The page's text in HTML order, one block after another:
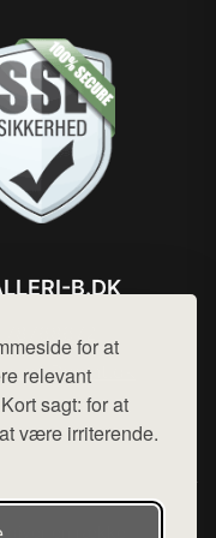
for at
relevant
sagt: for at
være irriterende.
B.DK
hej@want.dk
og privatlivspolitik
en række